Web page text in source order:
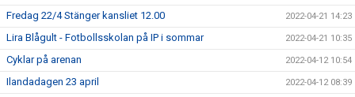
Fredag 22/4 Stänger kansliet 12.00 2022-04-21 14:23
Lira Blågult - Fotbollsskolan på IP i sommar 2022-04-21 10:35
Cyklar på arenan 2022-04-12 10:54
Ilandadagen 23 april 2022-04-12 08:39